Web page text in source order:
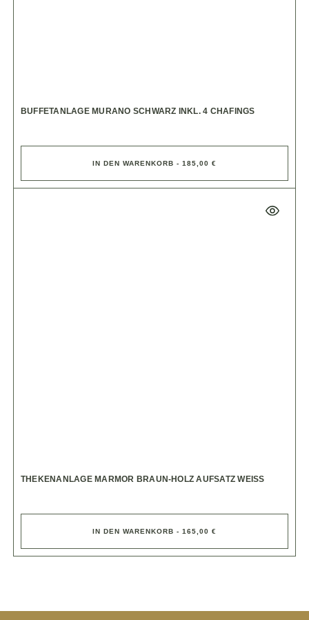
BUFFETANLAGE MURANO SCHWARZ INKL. 4 CHAFINGS
IN DEN WARENKORB - 185,00 €
THEKENANLAGE MARMOR BRAUN-HOLZ AUFSATZ WEISS
IN DEN WARENKORB - 165,00 €